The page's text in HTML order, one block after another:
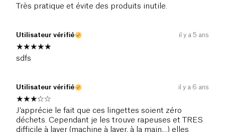
Très pratique et évite des produits inutile.
Utilisateur vérifié il y a 5 ans
sdfs
Utilisateur vérifié il y a 6 ans
J'apprécie le fait que ces lingettes soient zéro
déchets. Cependant je les trouve rapeuses et TRES
difficile à laver (machine à laver, à la main,...) elles